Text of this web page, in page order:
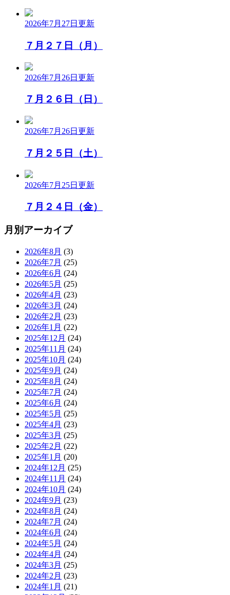
2026年7月27日 更新
７月２７日（月）
2026年7月26日 更新
７月２６日（日）
2026年7月26日 更新
７月２５日（土）
2026年7月25日 更新
７月２４日（金）
月別アーカイブ
2026年8月 (3)
2026年7月 (25)
2026年6月 (24)
2026年5月 (25)
2026年4月 (23)
2026年3月 (24)
2026年2月 (23)
2026年1月 (22)
2025年12月 (24)
2025年11月 (24)
2025年10月 (24)
2025年9月 (24)
2025年8月 (24)
2025年7月 (24)
2025年6月 (24)
2025年5月 (25)
2025年4月 (23)
2025年3月 (25)
2025年2月 (22)
2025年1月 (20)
2024年12月 (25)
2024年11月 (24)
2024年10月 (24)
2024年9月 (23)
2024年8月 (24)
2024年7月 (24)
2024年6月 (24)
2024年5月 (24)
2024年4月 (24)
2024年3月 (25)
2024年2月 (23)
2024年1月 (21)